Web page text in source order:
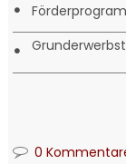
•
•
0